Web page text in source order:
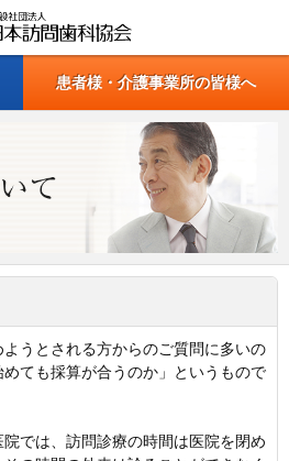
患者様・介護事業所の皆様へ
うとされる方からのご質問に多いの
ても採算が合うのか」というもので
では、訪問診療の時間は医院を閉め